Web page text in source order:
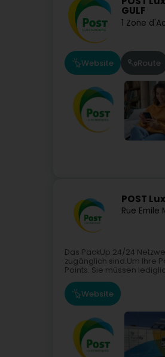
GULF
1 Zone
Website Route
POST
Rue Emile
Das PackUp 24/24
zugänglich sind.Um Ihre
Points. Sie müssen
Website